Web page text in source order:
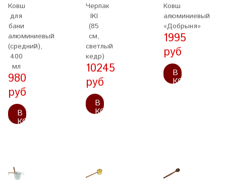
Ковш
для
бани
алюминиевый
(средний),
400
мл
980
руб
В
КОРЗИНУ
Черпак
IKI
(85
см,
светлый
кедр)
10245
руб
В
КОРЗИНУ
Ковш
алюминиевый
«Добрыня»
1995
руб
В
КОРЗИНУ